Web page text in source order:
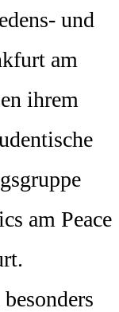
und
am
ihrem
am Peace